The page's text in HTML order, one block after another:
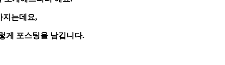
지는데요,
게 포스팅을 남깁니다.